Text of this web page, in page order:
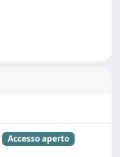
Accesso aperto